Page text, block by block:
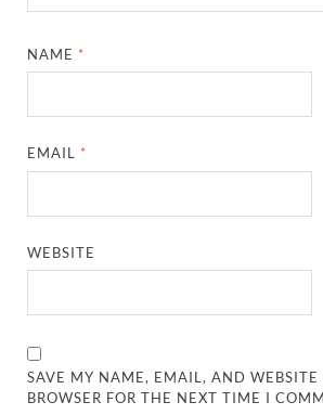
NAME *
EMAIL *
WEBSITE
SAVE MY NAME, EMAIL, AND
BROWSER FOR THE NEXT TIME I